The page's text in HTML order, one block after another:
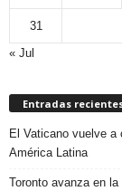
31
« Jul
Entradas
El Vaticano vuelve
América Latina
Toronto avanza en